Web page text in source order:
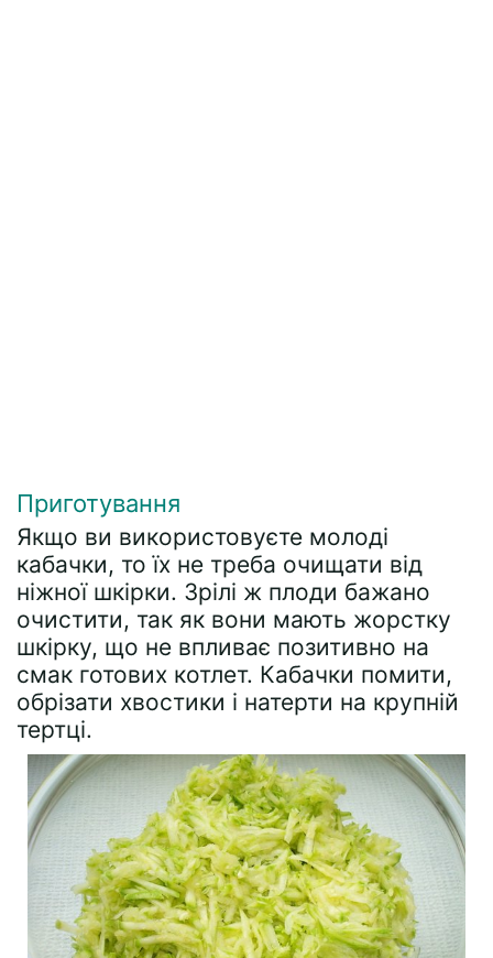
Приготування
Якщо ви використовуєте молоді
кабачки, то їх не треба очищати від
ніжної шкірки. Зрілі ж плоди бажано
очистити, так як вони мають жорстку
шкірку, що не впливає позитивно на
смак готових котлет. Кабачки помити,
обрізати хвостики і натерти на крупній
тертці.